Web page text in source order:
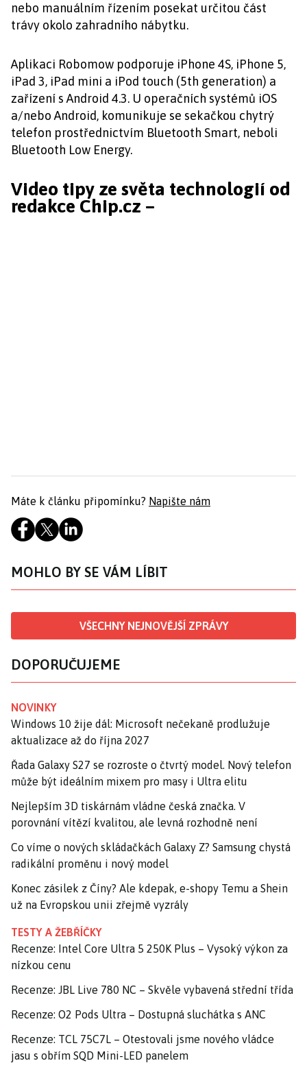
nebo manuálním řízením posekat určitou část
trávy okolo zahradního nábytku.
Aplikaci Robomow podporuje iPhone 4S, iPhone 5,
iPad 3, iPad mini a iPod touch (5th generation) a
zařízení s Android 4.3. U operačních systémů iOS
a/nebo Android, komunikuje se sekačkou chytrý
telefon prostřednictvím Bluetooth Smart, neboli
Bluetooth Low Energy.
Video tipy ze světa technologií od
redakce Chip.cz –
Máte k článku připomínku? Napište nám
MOHLO BY SE VÁM LÍBIT
VŠECHNY NEJNOVĚJŠÍ ZPRÁVY
DOPORUČUJEME
NOVINKY
Windows 10 žije dál: Microsoft nečekaně prodlužuje
aktualizace až do října 2027
Řada Galaxy S27 se rozroste o čtvrtý model. Nový telefon
může být ideálním mixem pro masy i Ultra elitu
Nejlepším 3D tiskárnám vládne česká značka. V
porovnání vítězí kvalitou, ale levná rozhodně není
Co víme o nových skládačkách Galaxy Z? Samsung chystá
radikální proměnu i nový model
Konec zásilek z Číny? Ale kdepak, e-shopy Temu a Shein
už na Evropskou unii zřejmě vyzrály
TESTY A ŽEBŘÍČKY
Recenze: Intel Core Ultra 5 250K Plus – Vysoký výkon za
nízkou cenu
Recenze: JBL Live 780 NC – Skvěle vybavená střední třída
Recenze: O2 Pods Ultra – Dostupná sluchátka s ANC
Recenze: TCL 75C7L – Otestovali jsme nového vládce
jasu s obřím SQD Mini-LED panelem